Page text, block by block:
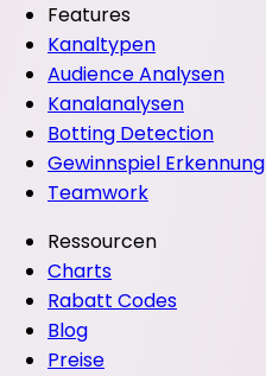
Features
Kanaltypen
Audience Analysen
Kanalanalysen
Botting Detection
Gewinnspiel Erkennung
Teamwork
Ressourcen
Charts
Rabatt Codes
Blog
Preise